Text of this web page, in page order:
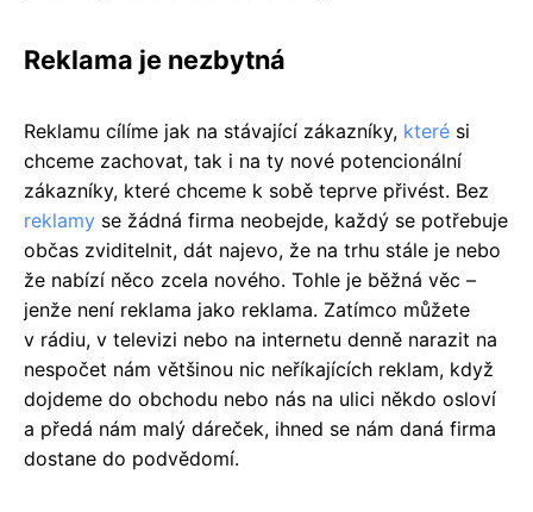
Reklama je nezbytná
Reklamu cílíme jak na stávající zákazníky, které si
chceme zachovat, tak i na ty nové potencionální
zákazníky, které chceme k sobě teprve přivést. Bez
reklamy se žádná firma neobejde, každý se potřebuje
občas zviditelnit, dát najevo, že na trhu stále je nebo
že nabízí něco zcela nového. Tohle je běžná věc –
jenže není reklama jako reklama. Zatímco můžete
v rádiu, v televizi nebo na internetu denně narazit na
nespočet nám většinou nic neříkajících reklam, když
dojdeme do obchodu nebo nás na ulici někdo osloví
a předá nám malý dáreček, ihned se nám daná firma
dostane do podvědomí.